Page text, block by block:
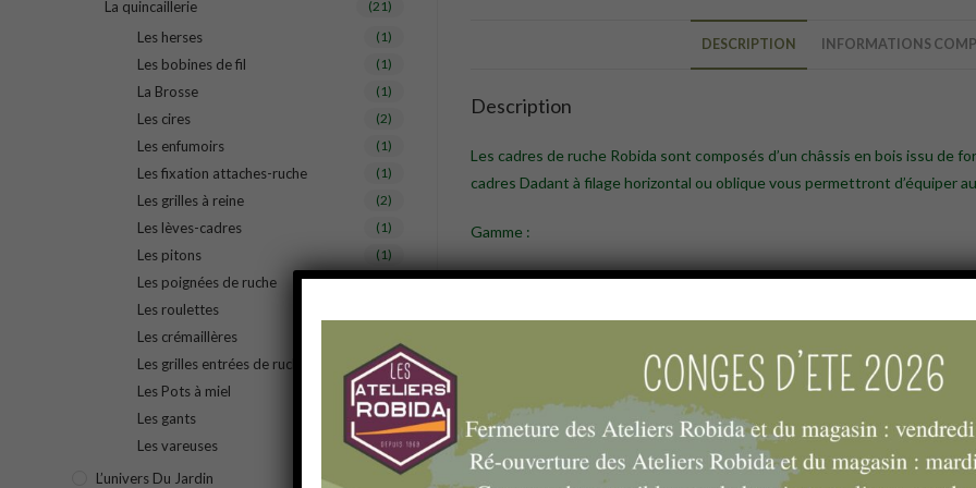
DESCRIPTION INFORMATIONS
Description
Les cadres de ruche Robida sont composés d’un châssis en bois issu de
cadres Dadant à filage horizontal ou oblique vous permettront d’équiper
Gamme :
Cadre de corps Dadant monté et filé inox
Cadre de corps Dadant percés non filé vertical
Cadre de corps Dadant de partition
Cadre de hausse Dadant monté et filé inox
Cadre de hausse Dadant monté et filé vertical
Cadre de hausse Dadant monté non filé
La quincaillerie (21)
Les herses (1)
Les bobines de fil (1)
La Brosse (1)
Les cires (2)
Les enfumoirs (1)
Les fixation attaches-ruche (1)
Les grilles à reine (2)
Les lèves-cadres (1)
Les pitons (1)
Les poignées de ruche (1)
Les roulettes
Les crémaillères
Les grilles entrées de ruche (1)
Les Pots à miel (1)
Les gants (2)
Les vareuses (1)
L’univers Du Jardin